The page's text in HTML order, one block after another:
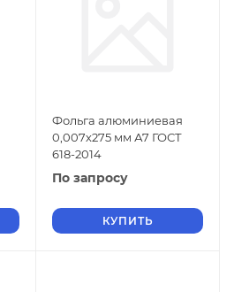
Фольга алюминиевая
0,007х275 мм А7 ГОСТ
618-2014
По запросу
КУПИТЬ